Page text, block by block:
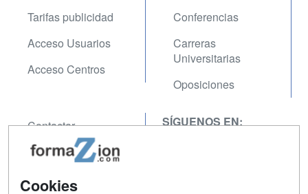
Tarifas publicidad
Acceso Usuarios
Acceso Centros
Conferencias
Carreras
Universitarias
Oposiciones
Contactar
Confidencialidad
Aviso legal
SÍGUENOS EN:
Cookies